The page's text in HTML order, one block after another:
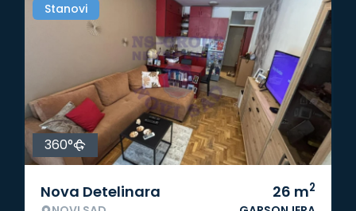
Stanovi
360°
Nova Detelinara 26 m2